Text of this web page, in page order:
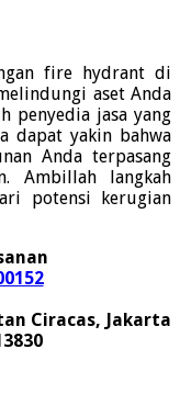
fire hydrant di
aset Anda
penyedia jasa yang
dapat yakin bahwa
Anda terpasang
Ambillah langkah
potensi kerugian
Ciracas, Jakarta